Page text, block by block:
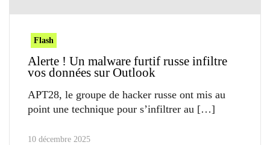
Flash
Alerte ! Un malware furtif russe infiltre
vos données sur Outlook
APT28, le groupe de hacker russe ont mis au
point une technique pour s’infiltrer au
10 décembre 2025